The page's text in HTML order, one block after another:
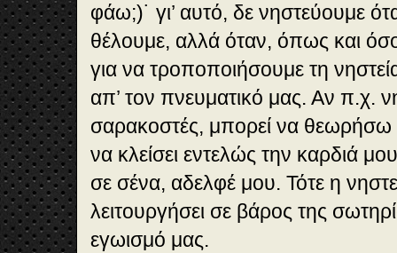
φάω;)˙ γι’ αυτό, δε νηστεύουμε
θέλουμε, αλλά όταν, όπως και όσο
για να τροποποιήσουμε τη
απ’ τον πνευματικό μας. Αν π.χ.
σαρακοστές, μπορεί να θεωρήσω
να κλείσει εντελώς την καρδιά
σε σένα, αδελφέ μου. Τότε η
λειτουργήσει σε βάρος της
εγωισμό μας.